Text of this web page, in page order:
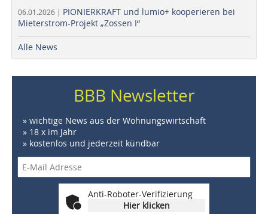
06.01.2026 | PIONIERKRAFT und lumio+ kooperieren bei
Mieterstrom-Projekt „Zossen I“
Alle News
BBB Newsletter
» wichtige News aus der Wohnungswirtschaft
» 18 x im Jahr
» kostenlos und jederzeit kündbar
Anti-Roboter-Verifizierung
Hier klicken